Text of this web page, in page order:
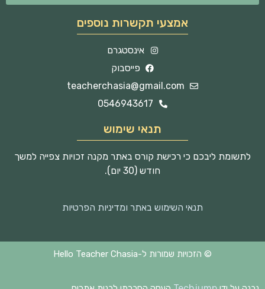
אמצעי תקשרות נוספים
אינסטגרם
פייסבוק
teacherchasia@gmail.com
0546943617
תנאי שימוש
לתשומת ליבכם כי רכישת קורס באתר מקנה זכויות צפייה למשך
חודש (30 יום).
תנאי השימוש באתר ומדיניות הפרטיות
© הזכויות שמורות ל-Hello Teacher Chasia